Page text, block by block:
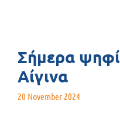
Σήμερα
Αίγινα
20 November 2024